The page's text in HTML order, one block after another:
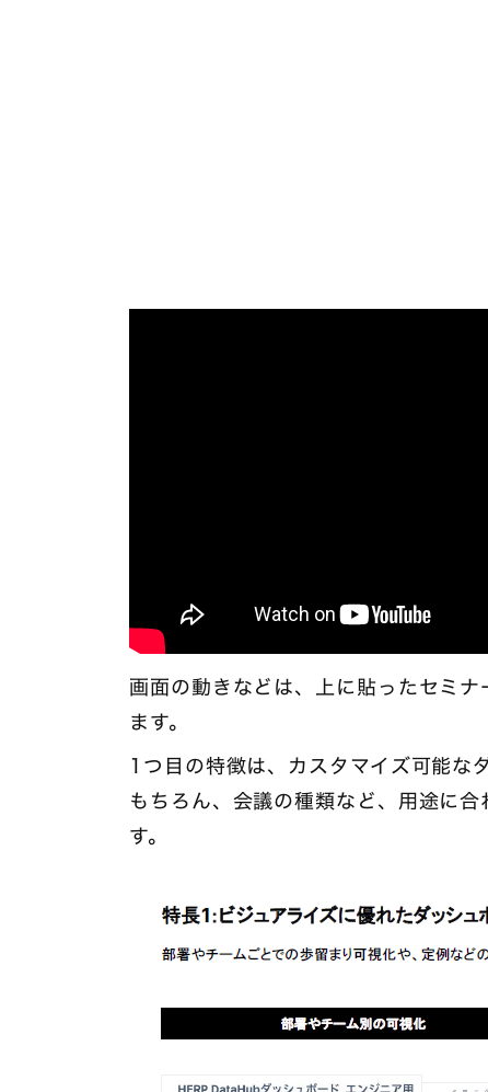
画面の動きなどは、上に貼ったセミ
ます。
1つ目の特徴は、カスタマイズ可能な
もちろん、会議の種類など、用途に
す。